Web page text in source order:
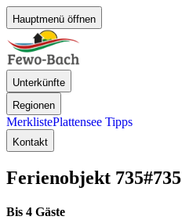
Hauptmenü öffnen
Unterkünfte
Regionen
MerklistePlattensee Tipps
Kontakt
Ferienobjekt 735#735
Bis 4 Gäste